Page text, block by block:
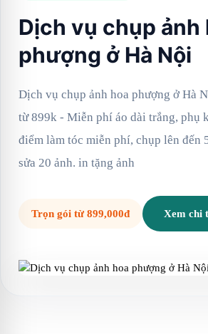
Dịch vụ chụp ảnh
phượng ở Hà Nội
Dịch vụ chụp ảnh hoa phượng ở Hà
từ 899k - Miễn phí áo dài trắng, phụ
điểm làm tóc miễn phí, chụp lên đến
sửa 20 ảnh. in tặng ảnh
Trọn gói từ 899,000đ Xem chi